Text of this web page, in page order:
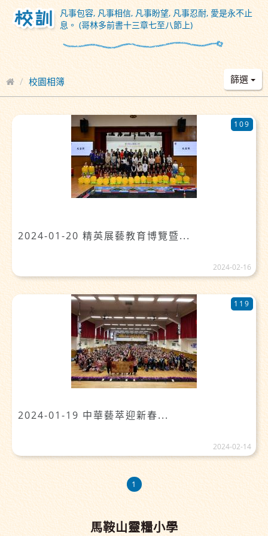
凡事包容, 凡事相信, 凡事盼望, 凡事忍耐, 愛是永不止
息。 (哥林多前書十三章七至八節上)
校園相簿 篩選
2024-01-20 精英展藝教育博覽暨...
109
2024-02-16
2024-01-19 中華藝萃迎新春...
119
2024-02-14
1
馬鞍山靈糧小學